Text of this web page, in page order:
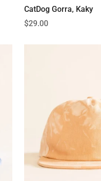
CatDog Gorra, Kaky
Precio
$29.00